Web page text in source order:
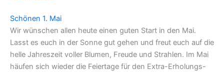
Schönen 1. Mai
Wir wünschen allen heute einen guten Start in den Mai.
Lasst es euch in der Sonne gut gehen und freut euch auf die
helle Jahreszeit voller Blumen, Freude und Strahlen. Im Mai
häufen sich wieder die Feiertage für den Extra-Erholungs-